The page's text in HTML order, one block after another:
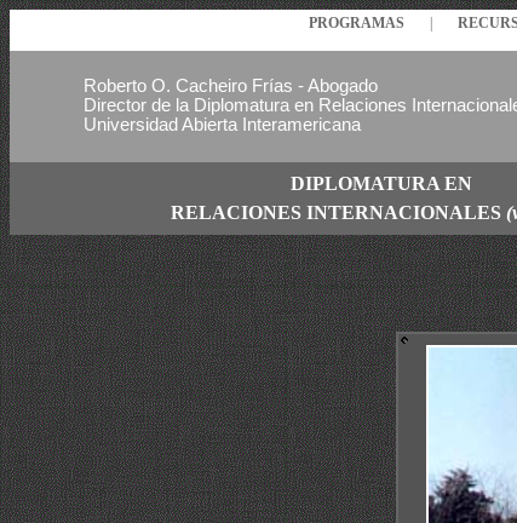
PROGRAMAS
Roberto O. Cacheiro Frías - Abogado
Director de la Diplomatura en Relaciones
Universidad Abierta Interamericana
DIPLOMATURA EN
RELACIONES INTERNACIONALES